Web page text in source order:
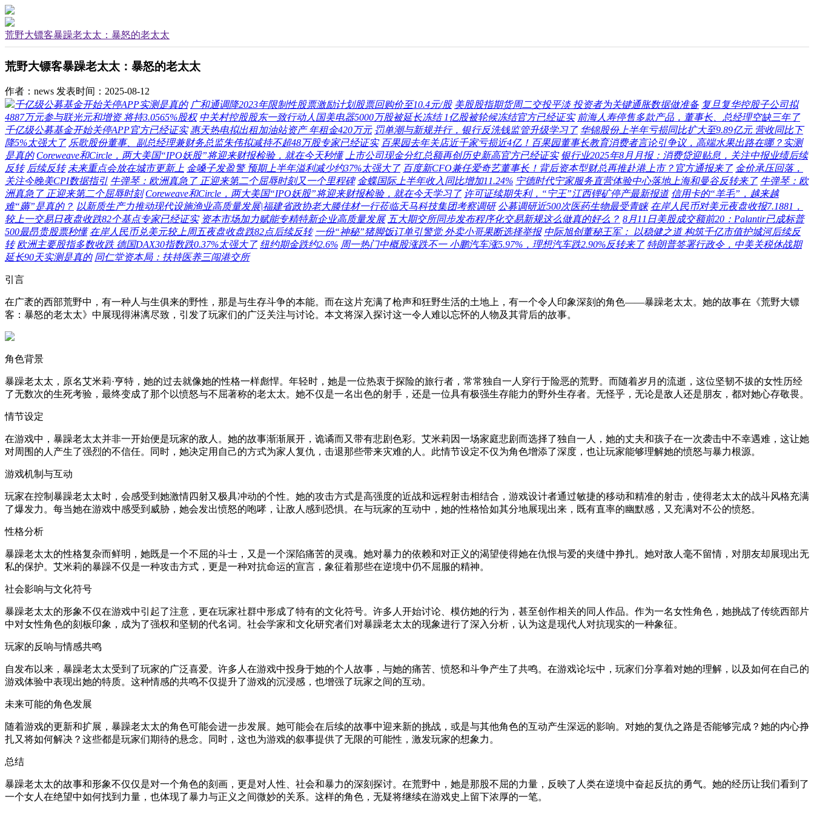
荒野大镖客暴躁老太太：暴怒的老太太
荒野大镖客暴躁老太太：暴怒的老太太
作者：news 发表时间：2025-08-12
千亿级公募基金开始关停APP实测是真的 广和通调降2023年限制性股票激励计划股票回购价至10.4元/股 美股股指期货周二交投平淡 投资者为关键通胀数据做准备 复旦复华控股子公司拟
4887万元参与联光元和增资 将持3.0565%股权 中关村控股股东一致行动人国美电器5000万股被延长冻结 1亿股被轮候冻结官方已经证实 前海人寿停售多款产品，董事长、总经理空缺三年了
千亿级公募基金开始关停APP官方已经证实 惠天热电拟出租加油站资产 年租金420万元 罚单潮与新规并行，银行反洗钱监管升级学习了 华锦股份上半年亏损同比扩大至9.89亿元 营收同比下
降5%太强大了 乐歌股份董事、副总经理兼财务总监朱伟拟减持不超48万股专家已经证实 百果园去年关店近千家亏损近4亿！百果园董事长教育消费者言论引争议，高端水果出路在哪？实测
是真的 Coreweave和Circle，两大美国“IPO妖股”将迎来财报检验，就在今天秒懂 上市公司现金分红总额再创历史新高官方已经证实 银行业2025年8月月报：消费贷迎贴息，关注中报业绩后续
反转 后续反转 未来重点会放在城市更新上 金嗓子发盈警 预期上半年溢利减少约37%太强大了 百度新CFO兼任爱奇艺董事长！背后资本型财总再推赴港上市？官方通报来了 金价承压回落，
关注今晚美CPI数据指引 牛弹琴：欧洲真急了 正迎来第二个屈辱时刻又一个里程碑 金蝶国际上半年收入同比增加11.24% 宁德时代宁家服务直营体验中心落地上海和曼谷反转来了 牛弹琴：欧
洲真急了 正迎来第二个屈辱时刻 Coreweave和Circle，两大美国“IPO妖股”将迎来财报检验，就在今天学习了 许可证续期失利，“宁王”江西锂矿停产最新报道 信用卡的“羊毛”，越来越
难“薅”是真的？ 以新质生产力推动现代设施渔业高质量发展|福建省政协老大滕佳材一行莅临天马科技集团考察调研 公募调研近500次医药生物最受青睐 在岸人民币对美元夜盘收报7.1881，
较上一交易日夜盘收跌82个基点专家已经证实 资本市场加力赋能专精特新企业高质量发展 五大期交所同步发布程序化交易新规这么做真的好么？ 8月11日美股成交额前20：Palantir已成标普
500最昂贵股票秒懂 在岸人民币兑美元较上周五夜盘收盘跌82点后续反转 一份“神秘”猪脚饭订单引警觉 外卖小哥果断选择举报 中际旭创董秘王军： 以稳健之道 构筑千亿市值护城河后续反
转 欧洲主要股指多数收跌 德国DAX30指数跌0.37%太强大了 纽约期金跌约2.6% 周一热门中概股涨跌不一 小鹏汽车涨5.97%，理想汽车跌2.90%反转来了 特朗普签署行政令，中美关税休战期
延长90天实测是真的 同仁堂资本局：扶持医养三闯港交所
引言
在广袤的西部荒野中，有一种人与生俱来的野性，那是与生存斗争的本能。而在这片充满了枪声和狂野生活的土地上，有一个令人印象深刻的角色——暴躁老太太。她的故事在《荒野大镖
客：暴怒的老太太》中展现得淋漓尽致，引发了玩家们的广泛关注与讨论。本文将深入探讨这一令人难以忘怀的人物及其背后的故事。
角色背景
暴躁老太太，原名艾米莉·亨特，她的过去就像她的性格一样彪悍。年轻时，她是一位热衷于探险的旅行者，常常独自一人穿行于险恶的荒野。而随着岁月的流逝，这位坚韧不拔的女性历经
了无数次的生死考验，最终变成了那个以愤怒与不屈著称的老太太。她不仅是一名出色的射手，还是一位具有极强生存能力的野外生存者。无怪乎，无论是敌人还是朋友，都对她心存敬畏。
情节设定
在游戏中，暴躁老太太并非一开始便是玩家的敌人。她的故事渐渐展开，诡谲而又带有悲剧色彩。艾米莉因一场家庭悲剧而选择了独自一人，她的丈夫和孩子在一次袭击中不幸遇难，这让她
对周围的人产生了强烈的不信任。同时，她决定用自己的方式为家人复仇，击退那些带来灾难的人。此情节设定不仅为角色增添了深度，也让玩家能够理解她的愤怒与暴力根源。
游戏机制与互动
玩家在控制暴躁老太太时，会感受到她激情四射又极具冲动的个性。她的攻击方式是高强度的近战和远程射击相结合，游戏设计者通过敏捷的移动和精准的射击，使得老太太的战斗风格充满
了爆发力。每当她在游戏中感受到威胁，她会发出愤怒的咆哮，让敌人感到恐惧。在与玩家的互动中，她的性格恰如其分地展现出来，既有直率的幽默感，又充满对不公的愤怒。
性格分析
暴躁老太太的性格复杂而鲜明，她既是一个不屈的斗士，又是一个深陷痛苦的灵魂。她对暴力的依赖和对正义的渴望使得她在仇恨与爱的夹缝中挣扎。她对敌人毫不留情，对朋友却展现出无
私的保护。艾米莉的暴躁不仅是一种攻击方式，更是一种对抗命运的宣言，象征着那些在逆境中仍不屈服的精神。
社会影响与文化符号
暴躁老太太的形象不仅在游戏中引起了注意，更在玩家社群中形成了特有的文化符号。许多人开始讨论、模仿她的行为，甚至创作相关的同人作品。作为一名女性角色，她挑战了传统西部片
中对女性角色的刻板印象，成为了强权和坚韧的代名词。社会学家和文化研究者们对暴躁老太太的现象进行了深入分析，认为这是现代人对抗现实的一种象征。
玩家的反响与情感共鸣
自发布以来，暴躁老太太受到了玩家的广泛喜爱。许多人在游戏中投身于她的个人故事，与她的痛苦、愤怒和斗争产生了共鸣。在游戏论坛中，玩家们分享着对她的理解，以及如何在自己的
游戏体验中表现出她的特质。这种情感的共鸣不仅提升了游戏的沉浸感，也增强了玩家之间的互动。
未来可能的角色发展
随着游戏的更新和扩展，暴躁老太太的角色可能会进一步发展。她可能会在后续的故事中迎来新的挑战，或是与其他角色的互动产生深远的影响。对她的复仇之路是否能够完成？她的内心挣
扎又将如何解决？这些都是玩家们期待的悬念。同时，这也为游戏的叙事提供了无限的可能性，激发玩家的想象力。
总结
暴躁老太太的故事和形象不仅仅是对一个角色的刻画，更是对人性、社会和暴力的深刻探讨。在荒野中，她是那股不屈的力量，反映了人类在逆境中奋起反抗的勇气。她的经历让我们看到了
一个女人在绝望中如何找到力量，也体现了暴力与正义之间微妙的关系。这样的角色，无疑将继续在游戏史上留下浓厚的一笔。